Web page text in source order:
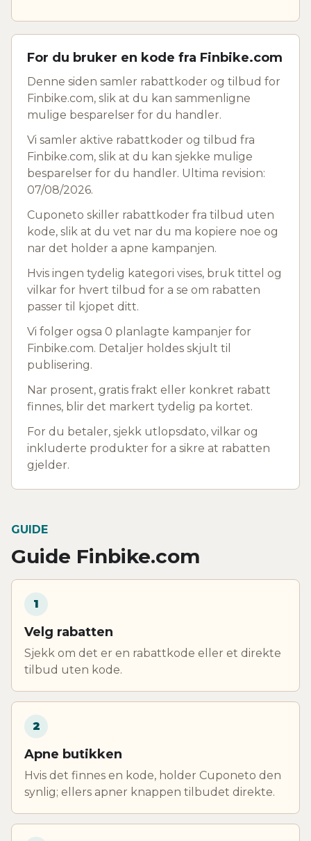
For du bruker en kode fra Finbike.com
Denne siden samler rabattkoder og tilbud for
Finbike.com, slik at du kan sammenligne
mulige besparelser for du handler.
Vi samler aktive rabattkoder og tilbud fra
Finbike.com, slik at du kan sjekke mulige
besparelser for du handler. Ultima revision:
07/08/2026.
Cuponeto skiller rabattkoder fra tilbud uten
kode, slik at du vet nar du ma kopiere noe og
nar det holder a apne kampanjen.
Hvis ingen tydelig kategori vises, bruk tittel og
vilkar for hvert tilbud for a se om rabatten
passer til kjopet ditt.
Vi folger ogsa 0 planlagte kampanjer for
Finbike.com. Detaljer holdes skjult til
publisering.
Nar prosent, gratis frakt eller konkret rabatt
finnes, blir det markert tydelig pa kortet.
For du betaler, sjekk utlopsdato, vilkar og
inkluderte produkter for a sikre at rabatten
gjelder.
GUIDE
Guide Finbike.com
1
Velg rabatten
Sjekk om det er en rabattkode eller et direkte
tilbud uten kode.
2
Apne butikken
Hvis det finnes en kode, holder Cuponeto den
synlig; ellers apner knappen tilbudet direkte.